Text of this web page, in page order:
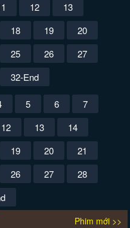
12
13
18 19
20
25 26
27
32-End
5 6
7
12 13
14
19 20
21
26 27
28
Phim mới >>